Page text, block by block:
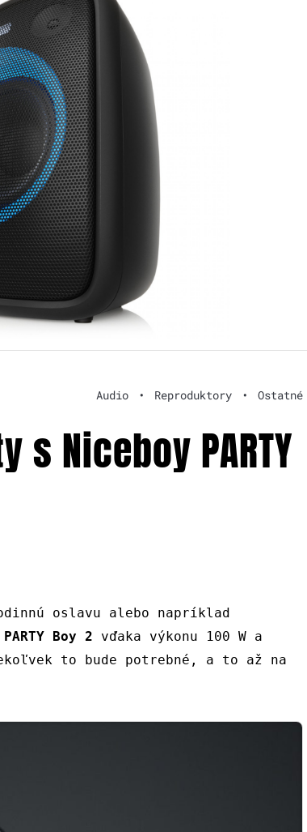
Audio • Reproduktory • Ostatné
s Niceboy PARTY
oslavu alebo napríklad
Boy 2 vďaka výkonu 100 W a
to bude potrebné, a to až na